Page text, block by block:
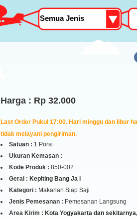
Harga : Rp 32.000
Last Order Pukul 17:00. Hari minggu dan libur
tidak melayani pengiriman.
Satuan : 1 Porsi
Ukuran Kemasan :
Kode Produk : 850-002
Gerai : Kepiting Bang Ja i
Kategori : Makanan Siap Saji
Jenis Pemesanan : Pemesanan Langsung
Area Kirim : Kota Yogyakarta dan